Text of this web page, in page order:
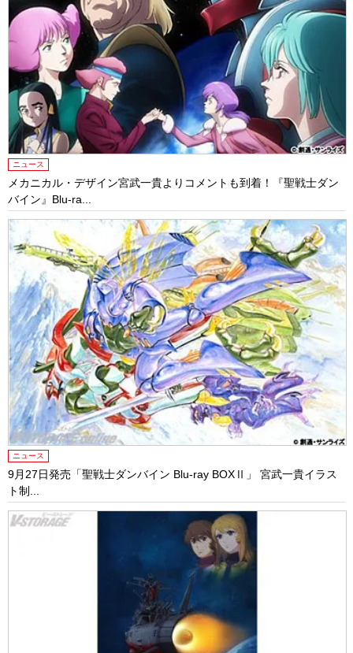
ニュース
メカニカル・デザイン宮武一貴よりコメントも到着！『聖戦士ダン
バイン』Blu-ra...
ニュース
9月27日発売「聖戦士ダンバイン Blu-ray BOXⅡ」 宮武一貴イラス
ト制...